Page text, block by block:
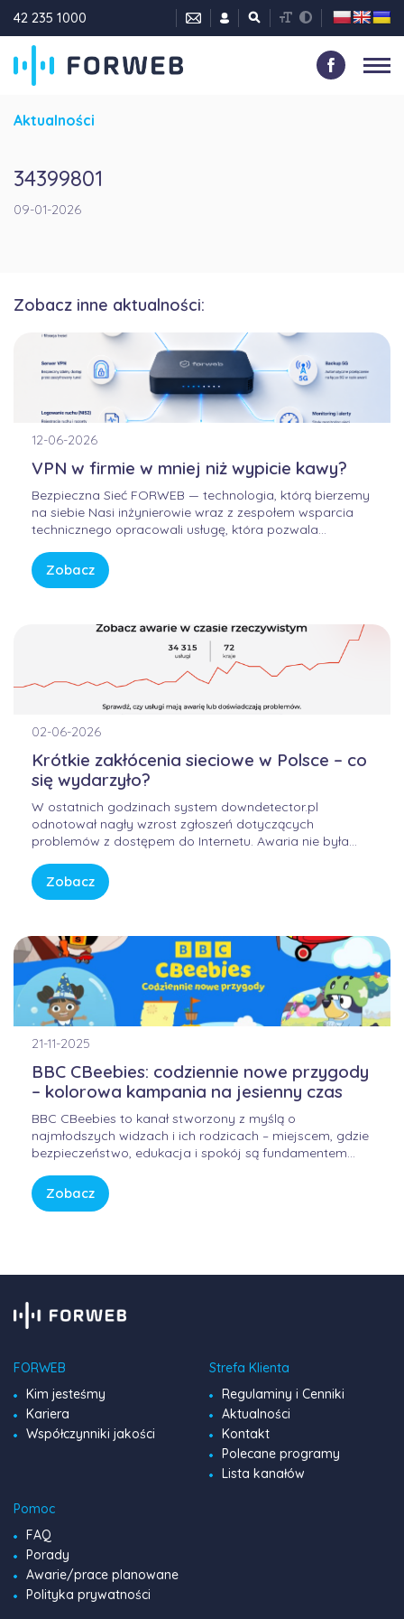
42 235 1000
Aktualności
34399801
09-01-2026
Zobacz inne aktualności:
12-06-2026
VPN w firmie w mniej niż wypicie kawy?
Bezpieczna Sieć FORWEB — technologia, którą bierzemy
na siebie Nasi inżynierowie wraz z zespołem wsparcia
technicznego opracowali usługę, która pozwala
przewidywalny. Bez samodzielnego konfigurowania
skomplikowanych urządzeń, bez studiowania
Zobacz
02-06-2026
Krótkie zakłócenia sieciowe w Polsce – co
się wydarzyło?
W ostatnich godzinach system downdetector.pl
odnotował nagły wzrost zgłoszeń dotyczących
problemów z dostępem do Internetu. Awaria nie była
lecz wynikała z przejściowego błędu w globalnej
infrastrukturze trasowania danych. Internet przypomina
Zobacz
21-11-2025
BBC CBeebies: codziennie nowe przygody
– kolorowa kampania na jesienny czas
BBC CBeebies to kanał stworzony z myślą o
najmłodszych widzach i ich rodzicach – miejscem, gdzie
bezpieczeństwo, edukacja i spokój są fundamentem
tempa, CBeebies oferuje przestrzeń, w której dzieci
mogą odkrywać świat w sposób bezpieczny, kreatywny i
Zobacz
FORWEB
Kim jesteśmy
Kariera
Współczynniki jakości
Strefa Klienta
Regulaminy i Cenniki
Aktualności
Kontakt
Polecane programy
Lista kanałów
Pomoc
FAQ
Porady
Awarie/prace planowane
Polityka prywatności